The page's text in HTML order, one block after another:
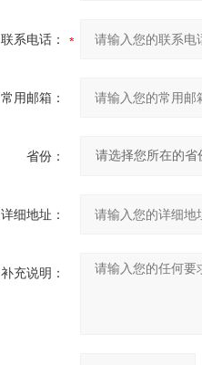
联系电话：
常用邮箱：
省份：
详细地址：
补充说明：